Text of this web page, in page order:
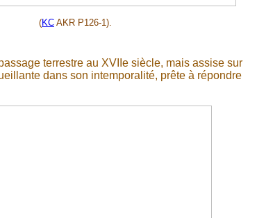
(KC AKR P126-1).
terrestre au XVIIe siècle, mais assise sur
dans son intemporalité, prête à répondre